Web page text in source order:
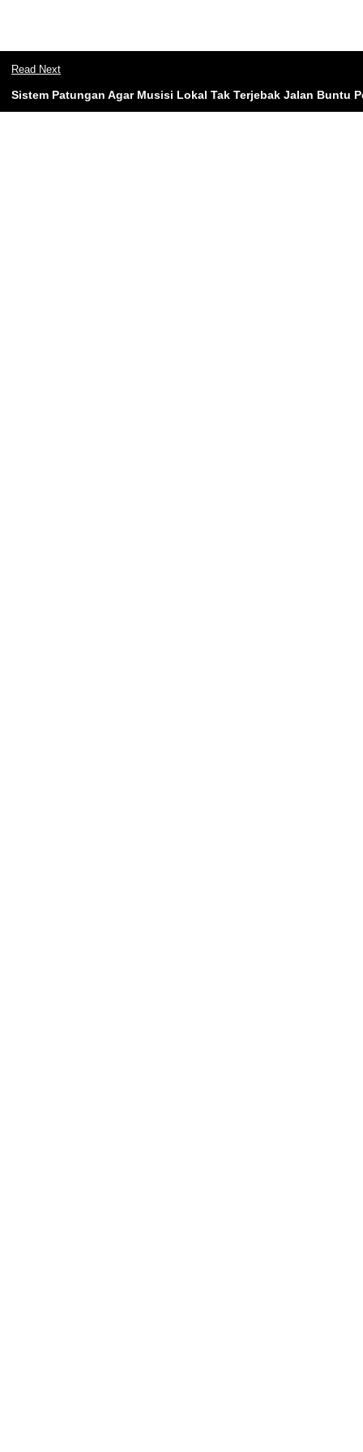
Read Next
Sistem Patungan Agar Musisi Lokal Tak Terjebak Jalan Buntu